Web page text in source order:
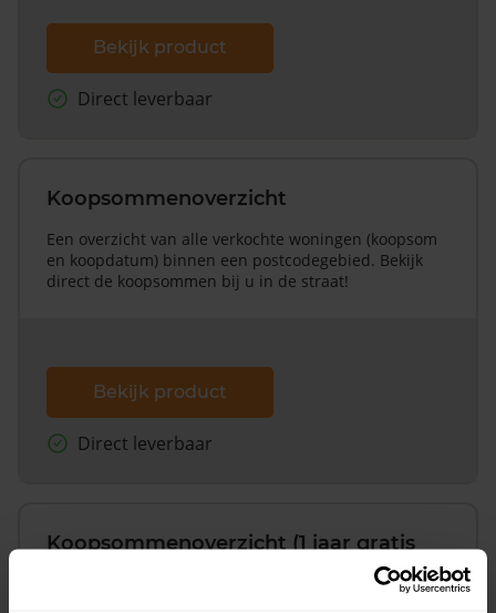
Bekijk product
Direct leverbaar
Koopsommenoverzicht
Een overzicht van alle verkochte woningen (koopsom
en koopdatum) binnen een postcodegebied. Bekijk
direct de koopsommen bij u in de straat!
Bekijk product
Direct leverbaar
Koopsommenoverzicht (1 jaar gratis